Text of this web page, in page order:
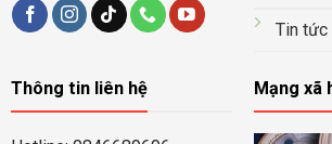
Tin tức
Thông tin liên hệ Mạng xã